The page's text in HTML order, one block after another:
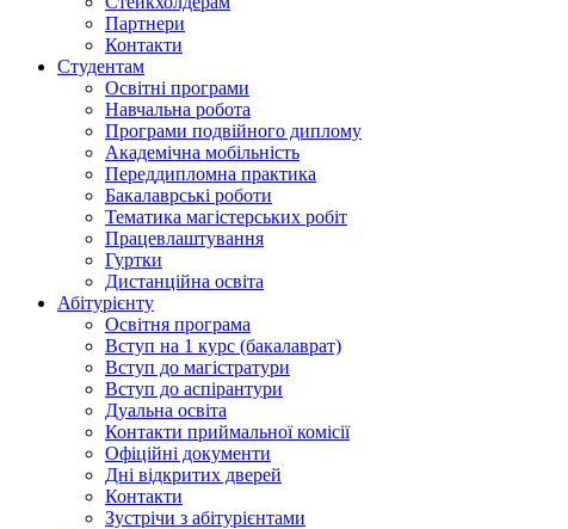
Партнери
Контакти
Студентам
Освітні програми
Навчальна робота
Програми подвійного диплому
Академічна мобільність
Переддипломна практика
Бакалаврські роботи
Тематика магістерських робіт
Працевлаштування
Гуртки
Дистанційна освіта
Абітурієнту
Освітня програма
Вступ на 1 курс (бакалаврат)
Вступ до магістратури
Вступ до аспірантури
Дуальна освіта
Контакти приймальної комісії
Офіційні документи
Дні відкритих дверей
Контакти
Зустрічи з абітурієнтами